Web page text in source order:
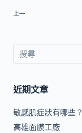
上一
近期文章
敏感肌症狀有哪些？
高雄面膜工廠